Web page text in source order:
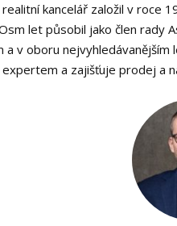
kancelář založil v roce
let působil jako člen rady
a v oboru nejvyhledávanějším
expertem a zajišťuje prodej a